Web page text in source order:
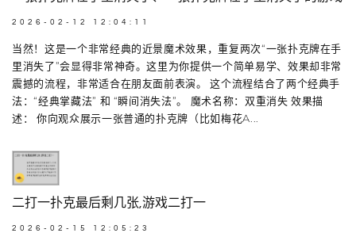
2026-02-12 12:04:11
当然！这是一个非常经典的近景魔术效果，重复两次“一张扑克牌在手
里消失了”会显得非常神奇。这里为你提供一个简单易学、效果却非常
震撼的流程，非常适合在朋友面前表演。 这个流程结合了两个经典手
法：“经典掌藏法” 和 “瞬间消失法”。 魔术名称：双重消失 效果描
述： 你向观众展示一张普通的扑克牌（比如梅花A...
二打一扑克最后剩几张,游戏二打一
2026-02-15 12:05:23